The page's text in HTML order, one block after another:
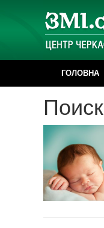
ГОЛОВНА